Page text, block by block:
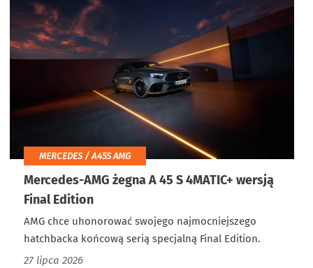
MERCEDES / A45S AMG
Mercedes-AMG żegna A 45 S 4MATIC+ wersją
Final Edition
AMG chce uhonorować swojego najmocniejszego
hatchbacka końcową serią specjalną Final Edition.
27 lipca 2026